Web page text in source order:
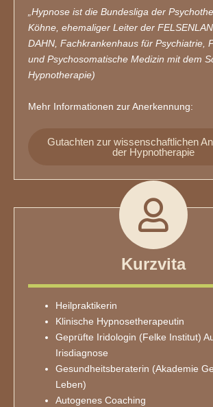
„Hypnose ist die Bundesliga der
Köhne, ehemaliger Leiter der
DAHN, Fachkrankenhaus für Psychiatrie,
und Psychosomatische Medizin mit dem
Hypnotherapie)
Mehr Informationen zur Anerkennung:
Gutachten zur wissenschaftlichen
der Hypnotherapie
Kurzvita
Heilpraktikerin
Klinische Hypnosetherapeutin
Geprüfte Iridologin (Felke Institut)
Irisdiagnose
Gesundheitsberaterin (Akademie
Leben)
Autogenes Coaching